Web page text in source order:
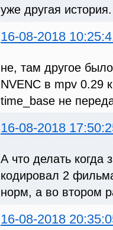
уже другая история.
16-08-2018
не, там другое
NVENC в mpv 0.29
time_base не
16-08-2018
А что делать когда
кодировал 2
норм, а во втором
16-08-2018